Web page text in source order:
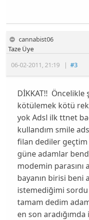
cannabist06
06-02-2011,21:19 |#3
Taze Üye
DİKKAT!!
kötülemek kötü
yok Adsl ilk ttnet
kullandım smile
filan dediler
güne adamlar
modemin parasını
bayanın birisi beni
istemediğimi
tamam dedim
en son